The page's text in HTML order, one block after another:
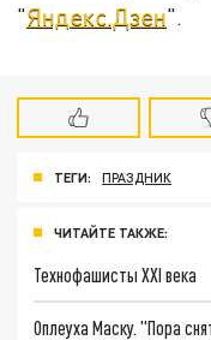
"Яндекс.Дзен".
ТЕГИ: ПРАЗДНИК
ЧИТАЙТЕ ТАКЖЕ:
Технофашисты XXI века
Оплеуха Маску. "Пора